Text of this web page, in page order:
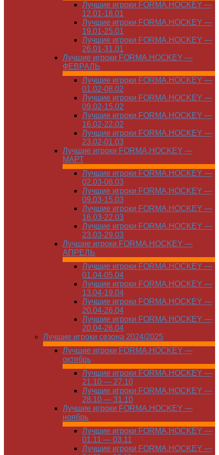
Лучшие игроки FORMA.HOCKEY —
12.01-18.01
Лучшие игроки FORMA.HOCKEY —
19.01-25.01
Лучшие игроки FORMA.HOCKEY —
26.01-31.01
Лучшие игроки FORMA.HOCKEY —
ФЕВРАЛЬ
Лучшие игроки FORMA.HOCKEY —
01.02-08.02
Лучшие игроки FORMA.HOCKEY —
09.02-15.02
Лучшие игроки FORMA.HOCKEY —
16.02-22.02
Лучшие игроки FORMA.HOCKEY —
23.02-01.03
Лучшие игроки FORMA.HOCKEY —
МАРТ
Лучшие игроки FORMA.HOCKEY —
02.03-08.03
Лучшие игроки FORMA.HOCKEY —
09.03-15.03
Лучшие игроки FORMA.HOCKEY —
16.03-22.03
Лучшие игроки FORMA.HOCKEY —
23.03-29.03
Лучшие игроки FORMA.HOCKEY —
АПРЕЛЬ
Лучшие игроки FORMA.HOCKEY —
01.04-05.04
Лучшие игроки FORMA.HOCKEY —
13.04-19.04
Лучшие игроки FORMA.HOCKEY —
20.04-26.04
Лучшие игроки FORMA.HOCKEY —
20.04-26.04
Лучшие игроки сезона 2024/2025
Лучшие игроки FORMA.HOCKEY —
октябрь
Лучшие игроки FORMA.HOCKEY —
21.10 — 27.10
Лучшие игроки FORMA.HOCKEY —
28.10 — 31.10
Лучшие игроки FORMA.HOCKEY —
ноябрь
Лучшие игроки FORMA.HOCKEY —
01.11 — 03.11
Лучшие игроки FORMA.HOCKEY —